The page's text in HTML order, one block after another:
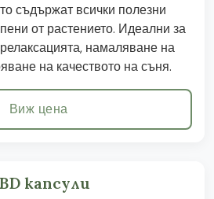
съдържат всички полезни
от растението. Идеални за
намаляване на
на качеството на съня.
Виж цена
капсули